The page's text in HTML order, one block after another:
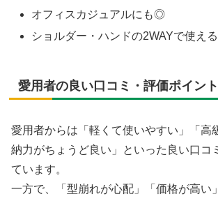
オフィスカジュアルにも◎
ショルダー・ハンドの2WAYで使える
愛用者の良い口コミ・評価ポイン
愛用者からは「軽くて使いやすい」「高
納力がちょうど良い」といった良い口コ
ています。
一方で、「型崩れが心配」「価格が高い